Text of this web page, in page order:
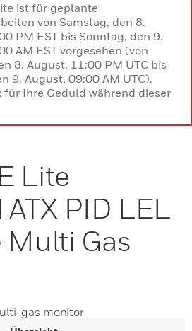
ist für geplante
von Samstag, den 8.
PM EST bis Sonntag, den 9.
AM EST vorgesehen (von
8. August, 11:00 PM UTC bis
9. August, 09:00 AM UTC).
für Ihre Geduld während dieser
Lite
PID LEL
Multi Gas
gas monitor